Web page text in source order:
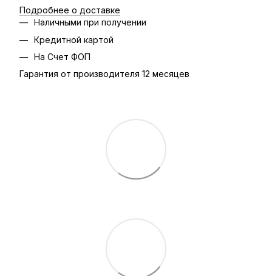
Подробнее о доставке
Наличными при получении
Кредитной картой
На Счет ФОП
Гарантия от производителя 12 месяцев